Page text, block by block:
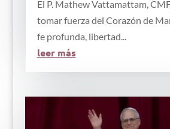
El P. Mathew Vattamattam,
tomar fuerza del Corazón de
fe profunda, libertad...
leer más